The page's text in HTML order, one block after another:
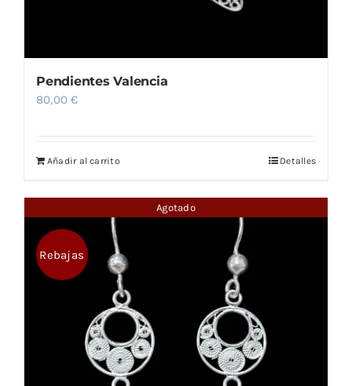
Pendientes Valencia
80,00€
Añadir al carrito Detalles
Agotado
Rebajas